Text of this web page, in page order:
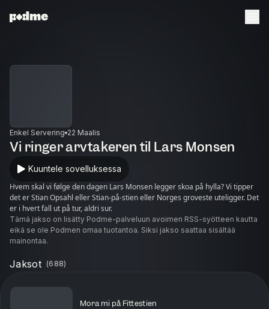
Enkel Servering 22 Maalis
Vi ringer arvtakeren til Lars Monsen
Kuuntele sovelluksessa
Hvem skal vi følge den dagen Lars Monsen legger skoa på hylla? Vi tipper
det er Stian Opsahl eller Stian-på-stien eller Norges groveste uteligger. Det
er i hvert fall ut på tur, aldri sur.
Tämä jakso on lisätty Podme-palveluun avoimen RSS-syötteen kautta
eikä se ole Podmen omaa tuotantoa. Siksi jakso saattaa sisältää
mainontaa.
Jaksot (688)
Mora mi på Fittestien